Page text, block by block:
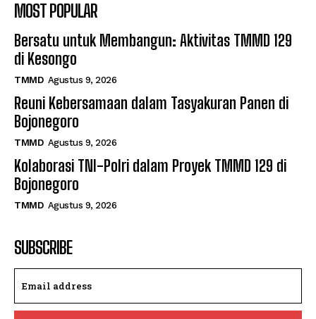
MOST POPULAR
Bersatu untuk Membangun: Aktivitas TMMD 129
di Kesongo
TMMD Agustus 9, 2026
Reuni Kebersamaan dalam Tasyakuran Panen di
Bojonegoro
TMMD Agustus 9, 2026
Kolaborasi TNI-Polri dalam Proyek TMMD 129 di
Bojonegoro
TMMD Agustus 9, 2026
SUBSCRIBE